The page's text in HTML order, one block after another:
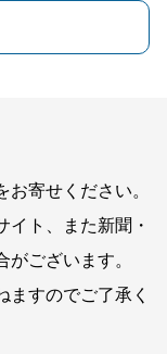
寄せください。
イト、また新聞・
ございます。
すのでご了承く